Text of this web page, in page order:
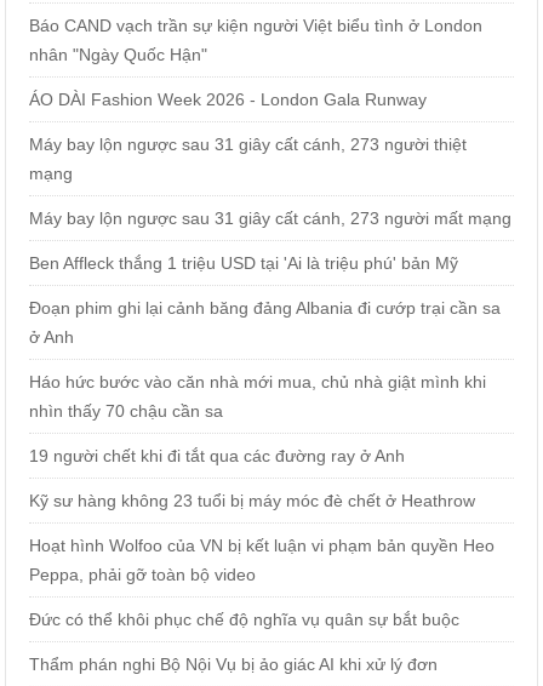
Báo CAND vạch trần sự kiện người Việt biểu tình ở London
nhân "Ngày Quốc Hận"
ÁO DÀI Fashion Week 2026 - London Gala Runway
Máy bay lộn ngược sau 31 giây cất cánh, 273 người thiệt
mạng
Máy bay lộn ngược sau 31 giây cất cánh, 273 người mất mạng
Ben Affleck thắng 1 triệu USD tại 'Ai là triệu phú' bản Mỹ
Đoạn phim ghi lại cảnh băng đảng Albania đi cướp trại cần sa
ở Anh
Háo hức bước vào căn nhà mới mua, chủ nhà giật mình khi
nhìn thấy 70 chậu cần sa
19 người chết khi đi tắt qua các đường ray ở Anh
Kỹ sư hàng không 23 tuổi bị máy móc đè chết ở Heathrow
Hoạt hình Wolfoo của VN bị kết luận vi phạm bản quyền Heo
Peppa, phải gỡ toàn bộ video
Đức có thể khôi phục chế độ nghĩa vụ quân sự bắt buộc
Thẩm phán nghi Bộ Nội Vụ bị ảo giác AI khi xử lý đơn